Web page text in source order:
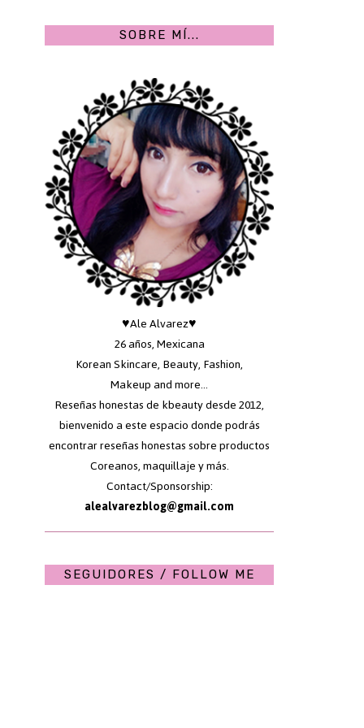
SOBRE MÍ...
♥Ale Alvarez♥
26 años, Mexicana
Korean Skincare, Beauty, Fashion,
Makeup and more...
Reseñas honestas de kbeauty desde 2012,
bienvenido a este espacio donde podrás
encontrar reseñas honestas sobre productos
Coreanos, maquillaje y más.
Contact/Sponsorship:
alealvarezblog@gmail.com
SEGUIDORES / FOLLOW ME